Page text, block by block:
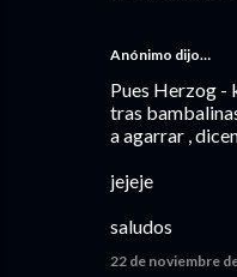
Anónimo dijo…
Pues Herzog -
tras
a agarrar ,
jejeje
saludos
22 de noviembre